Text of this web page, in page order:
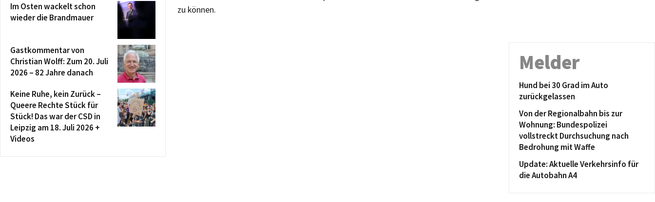
zu können.
Im Osten wackelt schon
wieder die Brandmauer
Gastkommentar von
Christian Wolff: Zum 20. Juli
2026 – 82 Jahre danach
Keine Ruhe, kein Zurück –
Queere Rechte Stück für
Stück! Das war der CSD in
Leipzig am 18. Juli 2026 +
Videos
Melder
Hund bei 30 Grad im Auto
zurückgelassen
Von der Regionalbahn bis zur
Wohnung: Bundespolizei
vollstreckt Durchsuchung nach
Bedrohung mit Waffe
Update: Aktuelle Verkehrsinfo für
die Autobahn A4